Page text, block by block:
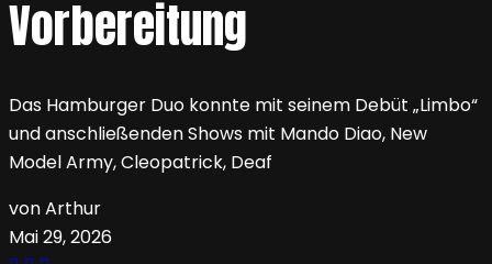
Vorbereitung
Das Hamburger Duo konnte mit seinem Debüt „Limbo“
und anschließenden Shows mit Mando Diao, New
Model Army, Cleopatrick, Deaf
von Arthur
Mai 29, 2026